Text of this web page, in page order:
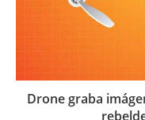
Drone graba